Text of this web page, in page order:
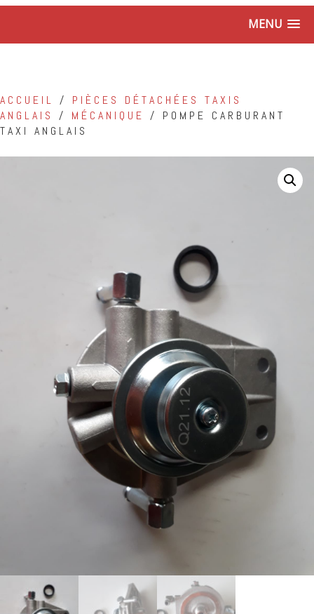
MENU
ACCUEIL / PIÈCES DÉTACHÉES TAXIS
ANGLAIS
/ MÉCANIQUE / POMPE CARBURANT
TAXI ANGLAIS